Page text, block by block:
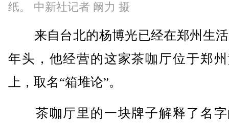
纸。 中新社记者 阚力 摄
来自台北的杨博光已经在郑州生活
年头，他经营的这家茶咖厅位于郑
上，取名“箱堆论”。
茶咖厅里的一块牌子解释了名字